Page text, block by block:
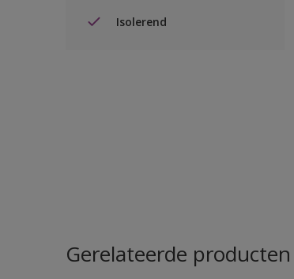
Isolerend
Gerelateerde producten